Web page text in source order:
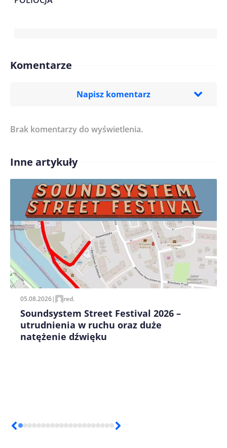
Komentarze
Napisz komentarz
Treść komentarza*
Imię/ Nick*
Zapamiętaj moje dane w tej przeglądarce podczas
pisania kolejnych komentarzy.
Brak komentarzy do wyświetlenia.
Inne artykuły
05.08.2026| red.
Soundsystem Street Festival 2026 –
utrudnienia w ruchu oraz duże
natężenie dźwięku